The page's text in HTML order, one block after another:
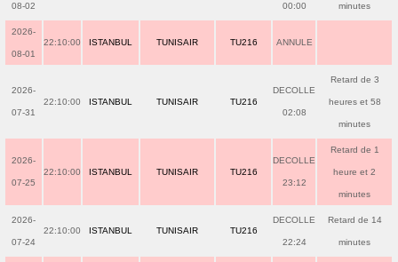
08-02 00:00 minutes
2026-
08-01
22:10:00 ISTANBUL TUNISAIR TU216 ANNULE
2026-
07-31
22:10:00 ISTANBUL TUNISAIR TU216
DECOLLE
02:08
Retard de 3
heures et 58
minutes
2026-
07-25
22:10:00 ISTANBUL TUNISAIR TU216
DECOLLE
23:12
Retard de 1
heure et 2
minutes
2026-
07-24
22:10:00 ISTANBUL TUNISAIR TU216
DECOLLE
22:24
Retard de 14
minutes